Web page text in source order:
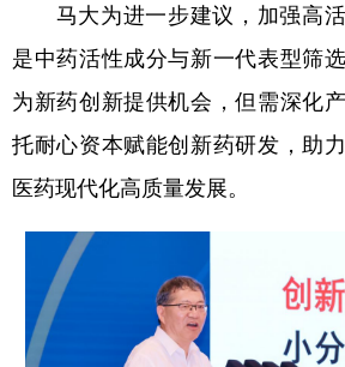
马大为进一步建议，加强高活
是中药活性成分与新一代表型筛
为新药创新提供机会，但需深化
托耐心资本赋能创新药研发，助
医药现代化高质量发展。